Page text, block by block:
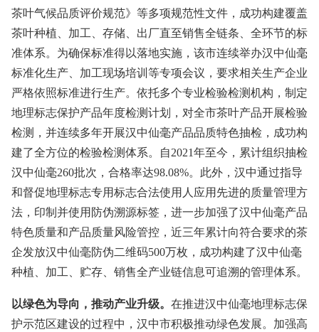
茶叶气候品质评价规范》等多项规范性文件，成功构建覆盖
茶叶种植、加工、存储、出厂直至销售全链条、全环节的标
准体系。为确保标准得以落地实施，该市连续举办汉中仙毫
标准化生产、加工现场培训等专项会议，要求相关生产企业
严格依照标准进行生产。依托多个专业检验检测机构，制定
地理标志保护产品年度检测计划，对全市茶叶产品开展检验
检测，并连续多年开展汉中仙毫产品品质特色抽检，成功构
建了全方位的检验检测体系。自2021年至今，累计组织抽检
汉中仙毫260批次，合格率达98.08%。此外，汉中通过指导
和督促地理标志专用标志合法使用人应用先进的质量管理方
法，印制并使用防伪溯源标签，进一步加强了汉中仙毫产品
特色质量和产品质量风险管控，近三年累计向符合要求的茶
企发放汉中仙毫防伪二维码500万枚，成功构建了汉中仙毫
种植、加工、贮存、销售全产业链信息可追溯的管理体系。
以绿色为导向，推动产业升级。 在推进汉中仙毫地理标志保
护示范区建设的过程中，汉中市积极推动绿色发展。加强高